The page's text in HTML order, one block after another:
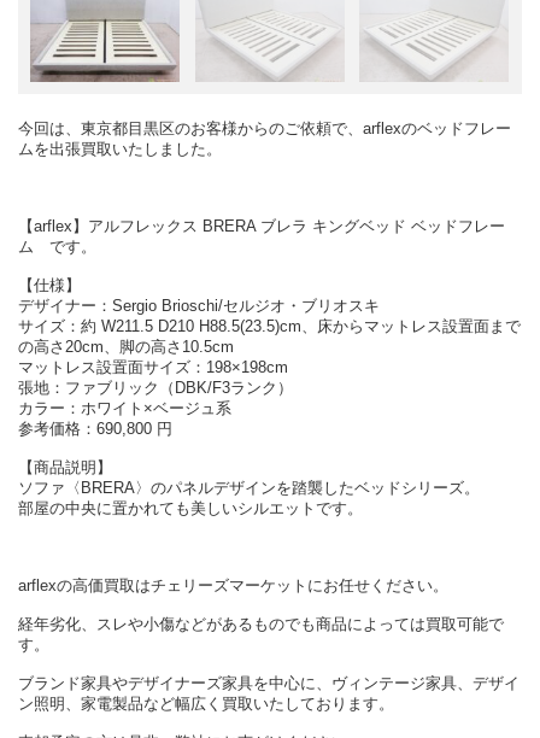
今回は、東京都目黒区のお客様からのご依頼で、arflexのベッドフレー
ムを出張買取いたしました。
【arflex】アルフレックス BRERA ブレラ キングベッド ベッドフレー
ム です。
【仕様】
デザイナー：Sergio Brioschi/セルジオ・ブリオスキ
サイズ：約 W211.5 D210 H88.5(23.5)cm、床からマットレス設置面まで
の高さ20cm、脚の高さ10.5cm
マットレス設置面サイズ：198×198cm
張地：ファブリック（DBK/F3ランク）
カラー：ホワイト×ベージュ系
参考価格：690,800 円
【商品説明】
ソファ〈BRERA〉のパネルデザインを踏襲したベッドシリーズ。
部屋の中央に置かれても美しいシルエットです。
arflexの高価買取はチェリーズマーケットにお任せください。
経年劣化、スレや小傷などがあるものでも商品によっては買取可能で
す。
ブランド家具やデザイナーズ家具を中心に、ヴィンテージ家具、デザイ
ン照明、家電製品など幅広く買取いたしております。